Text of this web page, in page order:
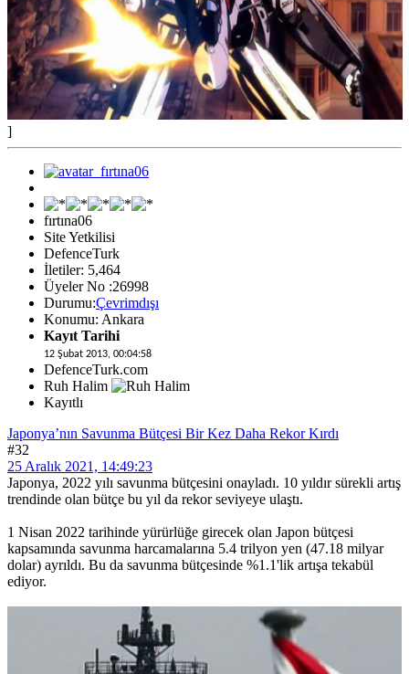
]
fırtına06
Site Yetkilisi
DefenceTurk
İletiler: 5,464
Üyeler No :26998
Durumu:Çevrimdışı
Konumu: Ankara
Kayıt Tarihi
12 Şubat 2013, 00:04:58
DefenceTurk.com
Ruh Halim
Kayıtlı
Japonya’nın Savunma Bütçesi Bir Kez Daha Rekor Kırdı
#32
25 Aralık 2021, 14:49:23
Japonya, 2022 yılı savunma bütçesini onayladı. 10 yıldır sürekli artış
trendinde olan bütçe bu yıl da rekor seviyeye ulaştı.
1 Nisan 2022 tarihinde yürürlüğe girecek olan Japon bütçesi
kapsamında savunma harcamalarına 5.4 trilyon yen (47.18 milyar
dolar) ayrıldı. Bu da savunma bütçesinde %1.1'lik artışa tekabül
ediyor.